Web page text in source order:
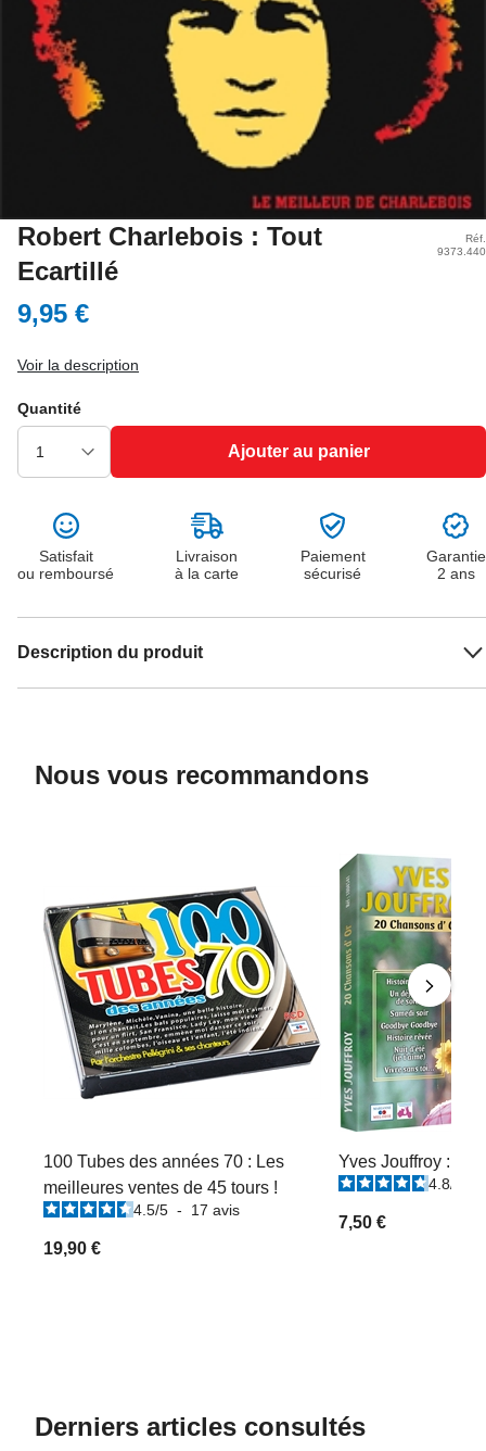
Robert Charlebois : Tout
Ecartillé
Réf.
9373.440
9,95 €
Voir la description
Quantité
Ajouter au panier
Satisfait
ou remboursé
Livraison
à la carte
Paiement
sécurisé
Garantie
2 ans
Description du produit
Nous vous recommandons
100 Tubes des années 70 : Les
meilleures ventes de 45 tours !
4.5/5 - 17 avis
19,90 €
Yves Jouffroy : 20
4.8/
7,50 €
Derniers articles consultés